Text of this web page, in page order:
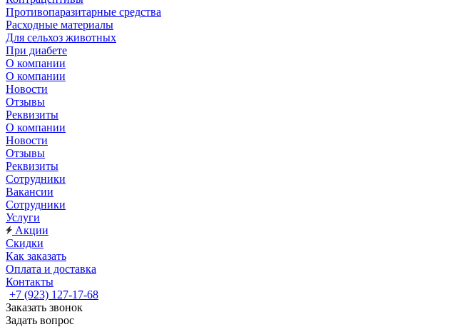
Противопаразитарные средства
Расходные материалы
Для сельхоз животных
При диабете
О компании
О компании
Новости
Отзывы
Реквизиты
О компании
Новости
Отзывы
Реквизиты
Сотрудники
Вакансии
Сотрудники
Услуги
Акции
Скидки
Как заказать
Оплата и доставка
Контакты
+7 (923) 127-17-68
Заказать звонок
Задать вопрос